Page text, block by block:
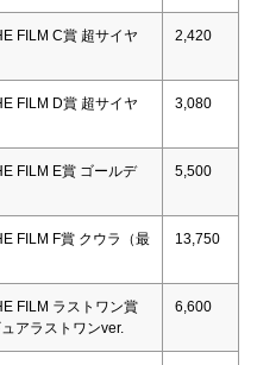
FILM C賞 超サイヤ
2,420
FILM D賞 超サイヤ
3,080
FILM E賞 ゴールデ
5,500
FILM F賞 クウラ（最
13,750
FILM ラストワン賞
アラストワンver.
6,600